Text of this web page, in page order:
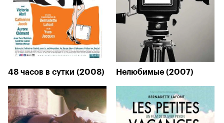
48 часов в сутки (2008) Нелюбимые (2007)